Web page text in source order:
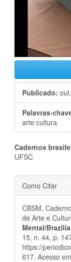
Publicado:
Palavras-
arte cultura
artigo
principal
Cadernos
UFSC
Detalhes
do
artigo
Como Citar
CBSM,
de Arte e
Mental/
15, n. 44, p.
https://
617. Acesso